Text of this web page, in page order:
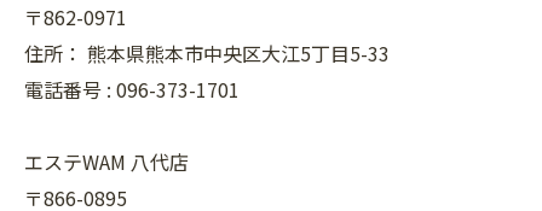
〒862-0971
住所： 熊本県熊本市中央区大江5丁目5-33
電話番号 : 096-373-1701
エステWAM 八代店
〒866-0895